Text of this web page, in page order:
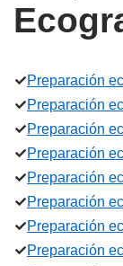
Preparación
Preparación
Preparación
Preparación
Preparación
Preparación
Preparación
Preparación